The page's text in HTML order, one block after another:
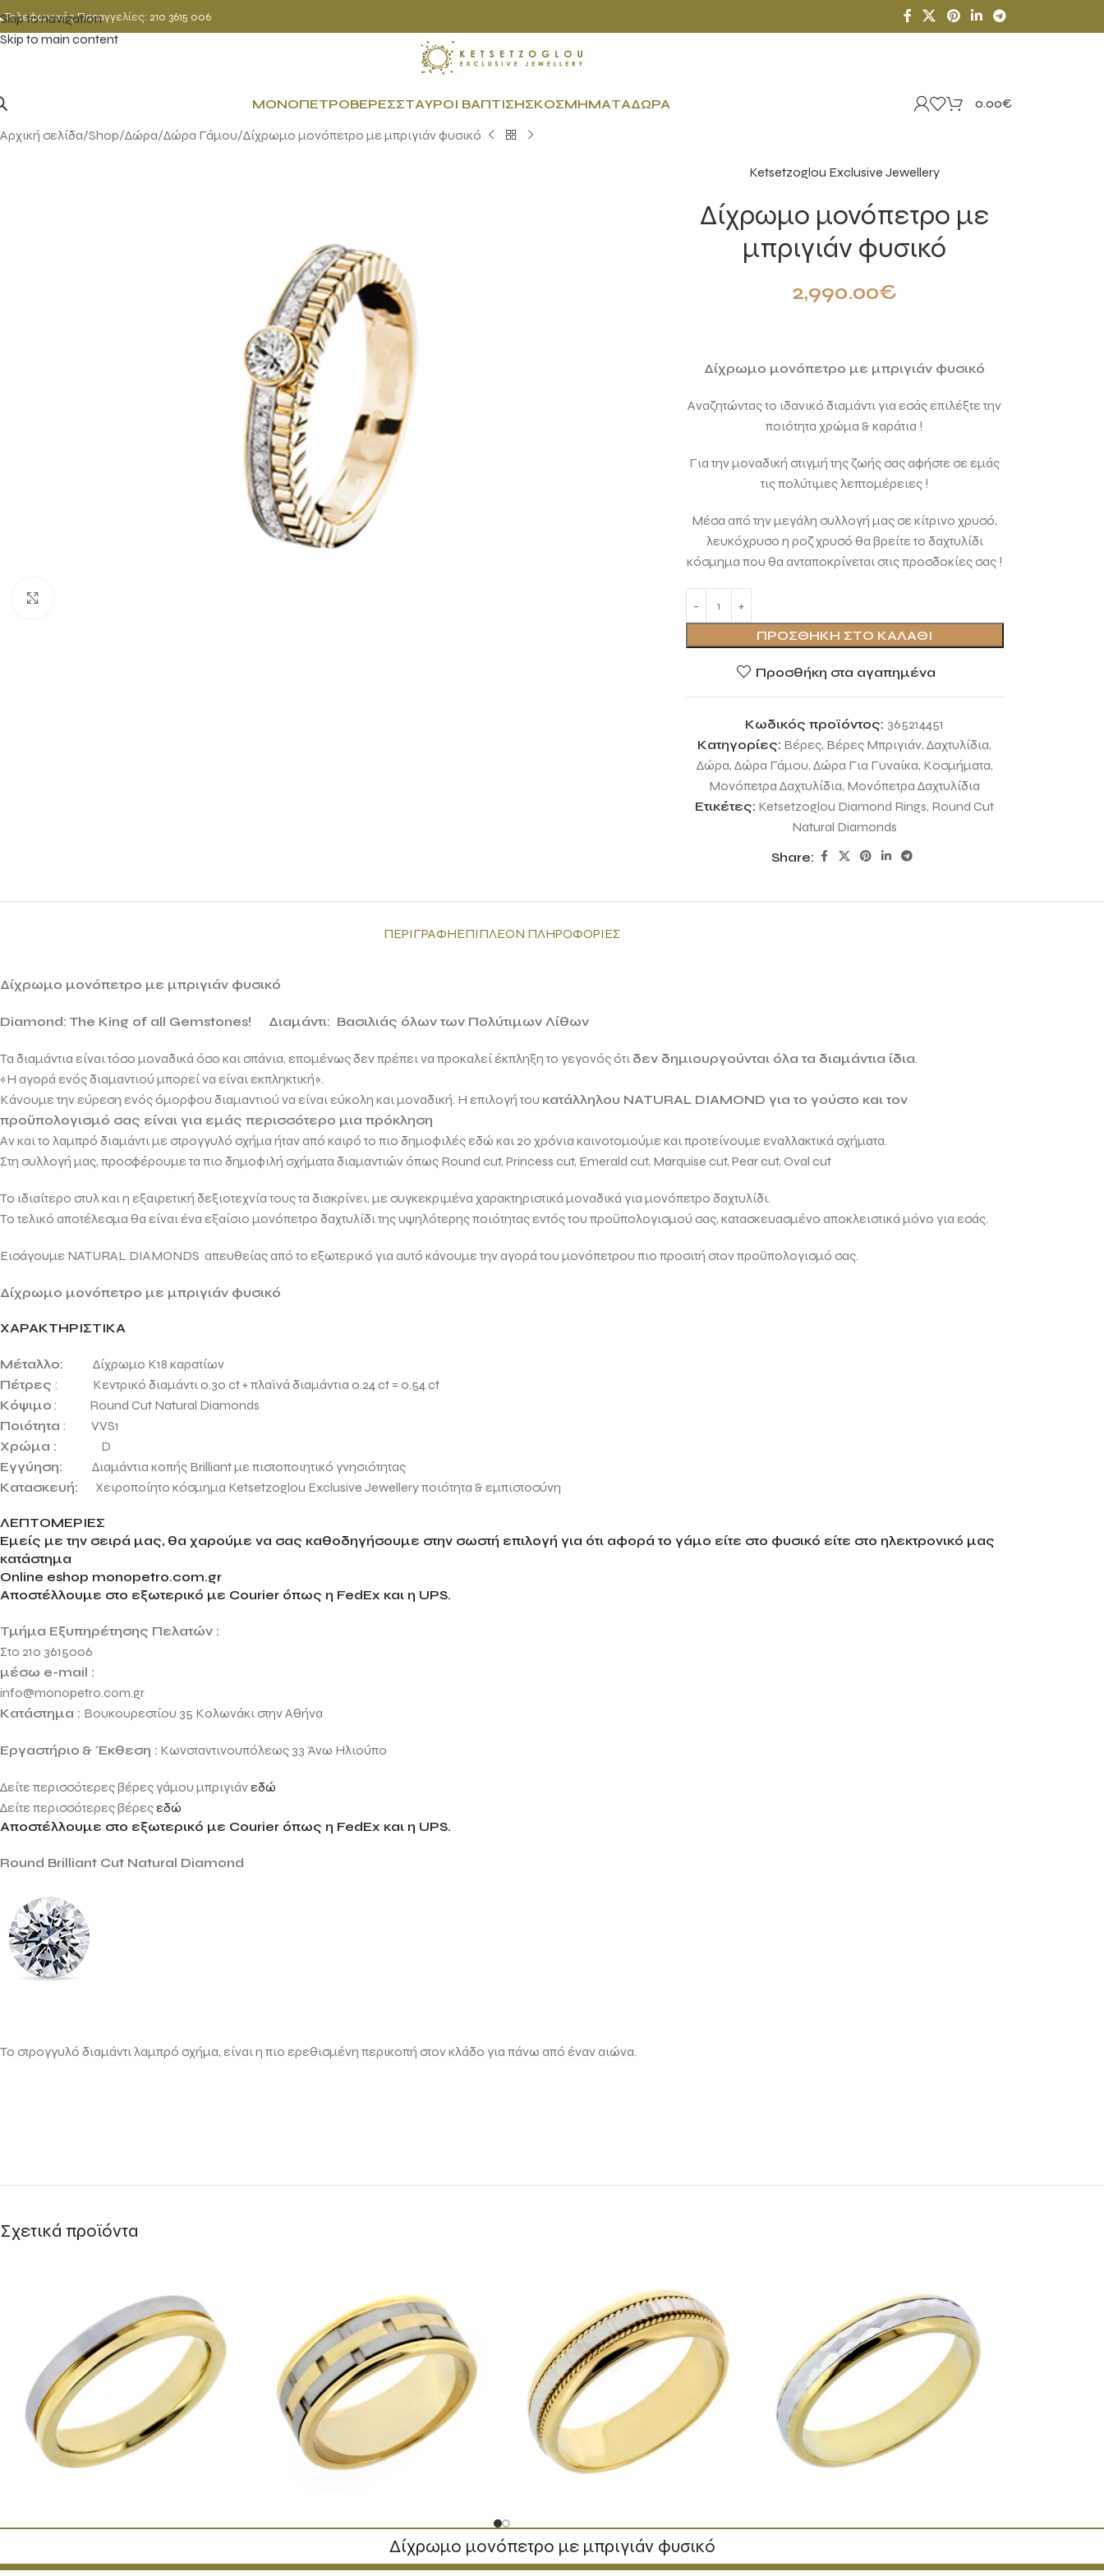
Skip to navigation
Skip to main content
Τηλεφωνικές Παραγγελίες: 210 3615 006
ΜΟΝΌΠΕΤΡΟΒΈΡΕΣΣΤΑΥΡΟΊ ΒΆΠΤΙΣΗΣΚΟΣΜΉΜΑΤΑΔΏΡΑ 0.00€
Αρχική σελίδα Shop Δώρα Δώρα Γάμου Δίχρωμο μονόπετρο με μπριγιάν φυσικό
Ketsetzoglou Exclusive Jewellery
Δίχρωμο μονόπετρο με
μπριγιάν φυσικό
2,990.00€
Δίχρωμο μονόπετρο με μπριγιάν φυσικό
Αναζητώντας το ιδανικό διαμάντι για εσάς επιλέξτε την
ποιότητα χρώμα & καράτια !
Για την μοναδική στιγμή της ζωής σας αφήστε σε εμάς
τις πολύτιμες λεπτομέρειες !
Μέσα από την μεγάλη συλλογή μας σε κίτρινο χρυσό,
λευκόχρυσο η ροζ χρυσό θα βρείτε το δαχτυλίδι
κόσμημα που θα ανταποκρίνεται στις προσδοκίες σας !
ΠΡΟΣΘΉΚΗ ΣΤΟ ΚΑΛΆΘΙ
Προσθήκη στα αγαπημένα
Κωδικός προϊόντος: 365214451
Κατηγορίες: Βέρες, Βέρες Μπριγιάν, Δαχτυλίδια,
Δώρα, Δώρα Γάμου, Δώρα Για Γυναίκα, Κοσμήματα,
Μονόπετρα Δαχτυλίδια, Μονόπετρα Δαχτυλίδια
Ετικέτες: Ketsetzoglou Diamond Rings, Round Cut
Natural Diamonds
Share:
ΠΕΡΙΓΡΑΦΉΕΠΙΠΛΈΟΝ ΠΛΗΡΟΦΟΡΊΕΣ
Δίχρωμο μονόπετρο με μπριγιάν φυσικό
Diamond: The King of all Gemstones! Διαμάντι: Βασιλιάς όλων των Πολύτιμων Λίθων
Τα διαμάντια είναι τόσο μοναδικά όσο και σπάνια, επομένως δεν πρέπει να προκαλεί έκπληξη το γεγονός ότι δεν δημιουργούνται όλα τα διαμάντια ίδια.
«Η αγορά ενός διαμαντιού μπορεί να είναι εκπληκτική».
Κάνουμε την εύρεση ενός όμορφου διαμαντιού να είναι εύκολη και μοναδική. Η επιλογή του κατάλληλου NATURAL DIAMOND για το γούστο και τον
προϋπολογισμό σας είναι για εμάς περισσότερο μια πρόκληση
Αν και το λαμπρό διαμάντι με στρογγυλό σχήμα ήταν από καιρό το πιο δημοφιλές εδώ και 20 χρόνια καινοτομούμε και προτείνουμε εναλλακτικά σχήματα.
Στη συλλογή μας, προσφέρουμε τα πιο δημοφιλή σχήματα διαμαντιών όπως Round cut, Princess cut, Emerald cut, Marquise cut, Pear cut, Oval cut
Το ιδιαίτερο στυλ και η εξαιρετική δεξιοτεχνία τους τα διακρίνει, με συγκεκριμένα χαρακτηριστικά μοναδικά για μονόπετρο δαχτυλίδι.
Το τελικό αποτέλεσμα θα είναι ένα εξαίσιο μονόπετρο δαχτυλίδι της υψηλότερης ποιότητας εντός του προϋπολογισμού σας, κατασκευασμένο αποκλειστικά μόνο για εσάς.
Εισάγουμε NATURAL DIAMONDS απευθείας από το εξωτερικό για αυτό κάνουμε την αγορά του μονόπετρου πιο προσιτή στον προϋπολογισμό σας.
Δίχρωμο μονόπετρο με μπριγιάν φυσικό
ΧΑΡΑΚΤΗΡΙΣΤΙΚΑ
Μέταλλο: Δίχρωμο Κ18 καρατίων
Πέτρες : Κεντρικό διαμάντι 0.30 ct + πλαϊνά διαμάντια 0.24 ct = 0.54 ct
Κόψιμο : Round Cut Natural Diamonds
Ποιότητα : VVS1
Χρώμα : D
Εγγύηση: Διαμάντια κοπής Brilliant με πιστοποιητικό γνησιότητας
Κατασκευή: Χειροποίητο κόσμημα Ketsetzoglou Exclusive Jewellery ποιότητα & εμπιστοσύνη
ΛΕΠΤΟΜΕΡΙΕΣ
Εμείς με την σειρά μας, θα χαρούμε να σας καθοδηγήσουμε στην σωστή επιλογή για ότι αφορά το γάμο είτε στο φυσικό είτε στο ηλεκτρονικό μας
κατάστημα
Online eshop monopetro.com.gr
Αποστέλλουμε στο εξωτερικό με Courier όπως η FedEx και η UPS.
Τμήμα Εξυπηρέτησης Πελατών :
Στο 210 3615006
μέσω e-mail :
info@monopetro.com.gr
Κατάστημα : Βουκουρεστίου 35 Κολωνάκι στην Αθήνα
Εργαστήριο & Έκθεση : Κωνσταντινουπόλεως 33 Άνω Ηλιούπο
Δείτε περισσότερες βέρες γάμου μπριγιάνεδώ
Δείτε περισσότερες βέρεςεδώ
Αποστέλλουμε στο εξωτερικό με Courier όπως η FedEx και η UPS.
Round Brilliant Cut Natural Diamond
Το στρογγυλό διαμάντι λαμπρό σχήμα, είναι η πιο ερεθισμένη περικοπή στον κλάδο για πάνω από έναν αιώνα.
Σχετικά προϊόντα
Δίχρωμο μονόπετρο με μπριγιάν φυσικό